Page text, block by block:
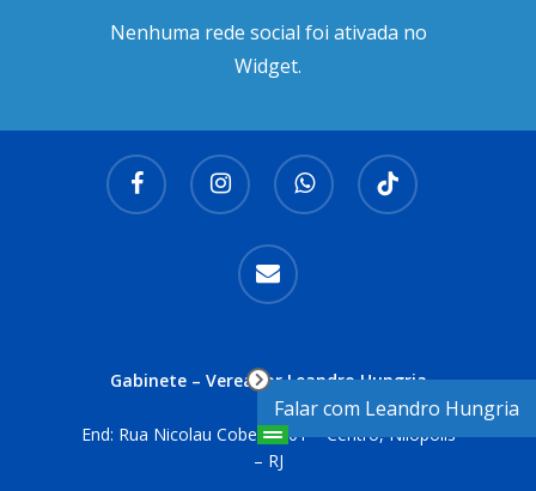
Nenhuma rede social foi ativada no
Widget.
facebook instagram whatsapp tiktok
email
Gabinete – Vereador Leandro Hungria
End: Rua Nicolau Cobelas, 01 – Centro, Nilópolis
– RJ
Falar com Leandro Hungria